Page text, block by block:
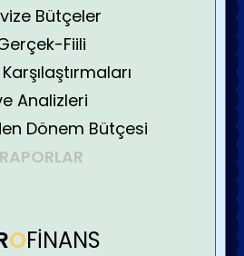
Bütçeler
Fiili
Karşılaştırmaları
Analizleri
Dönem Bütçesi
RAPORLAR
OFİNANS